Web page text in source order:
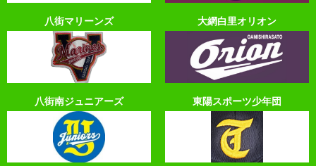
八街マリーンズ 大網白里オリオン
八街南ジュニアーズ 東陽スポーツ少年団